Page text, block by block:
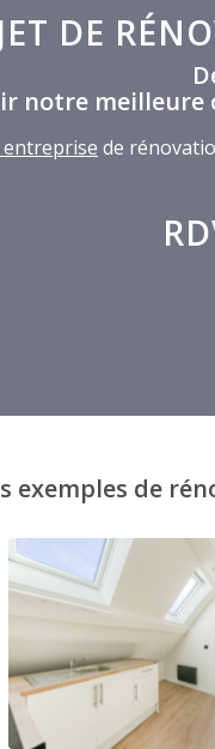
DE
notre meilleure
de
exemples de